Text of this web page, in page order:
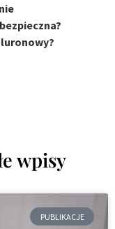
wpisy
PUBLIKACJE